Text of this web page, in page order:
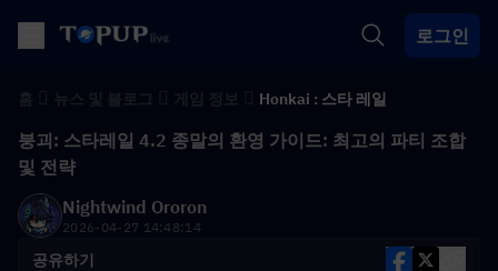
로그인
Honkai : 스타 레일
붕괴: 스타레일 4.2 종말의 환영 가이드: 최고의 파티 조합
및 전략
Nightwind Ororon
2026-04-27 14:48:14
공유하기